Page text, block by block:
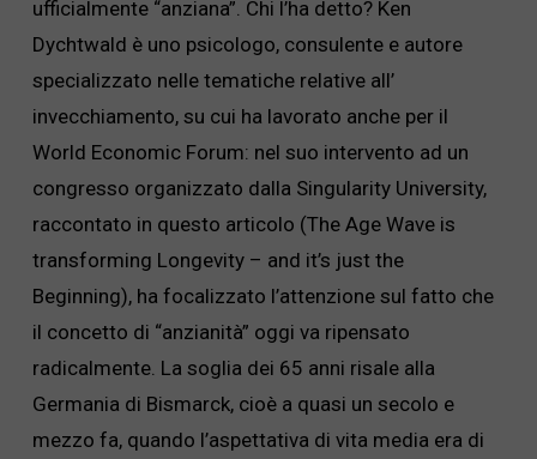
ufficialmente “anziana”. Chi l’ha detto? Ken
Dychtwald è uno psicologo, consulente e autore
specializzato nelle tematiche relative all’
invecchiamento, su cui ha lavorato anche per il
World Economic Forum: nel suo intervento ad un
congresso organizzato dalla Singularity University,
raccontato in questo articolo (The Age Wave is
transforming Longevity – and it’s just the
Beginning), ha focalizzato l’attenzione sul fatto che
il concetto di “anzianità” oggi va ripensato
radicalmente. La soglia dei 65 anni risale alla
Germania di Bismarck, cioè a quasi un secolo e
mezzo fa, quando l’aspettativa di vita media era di